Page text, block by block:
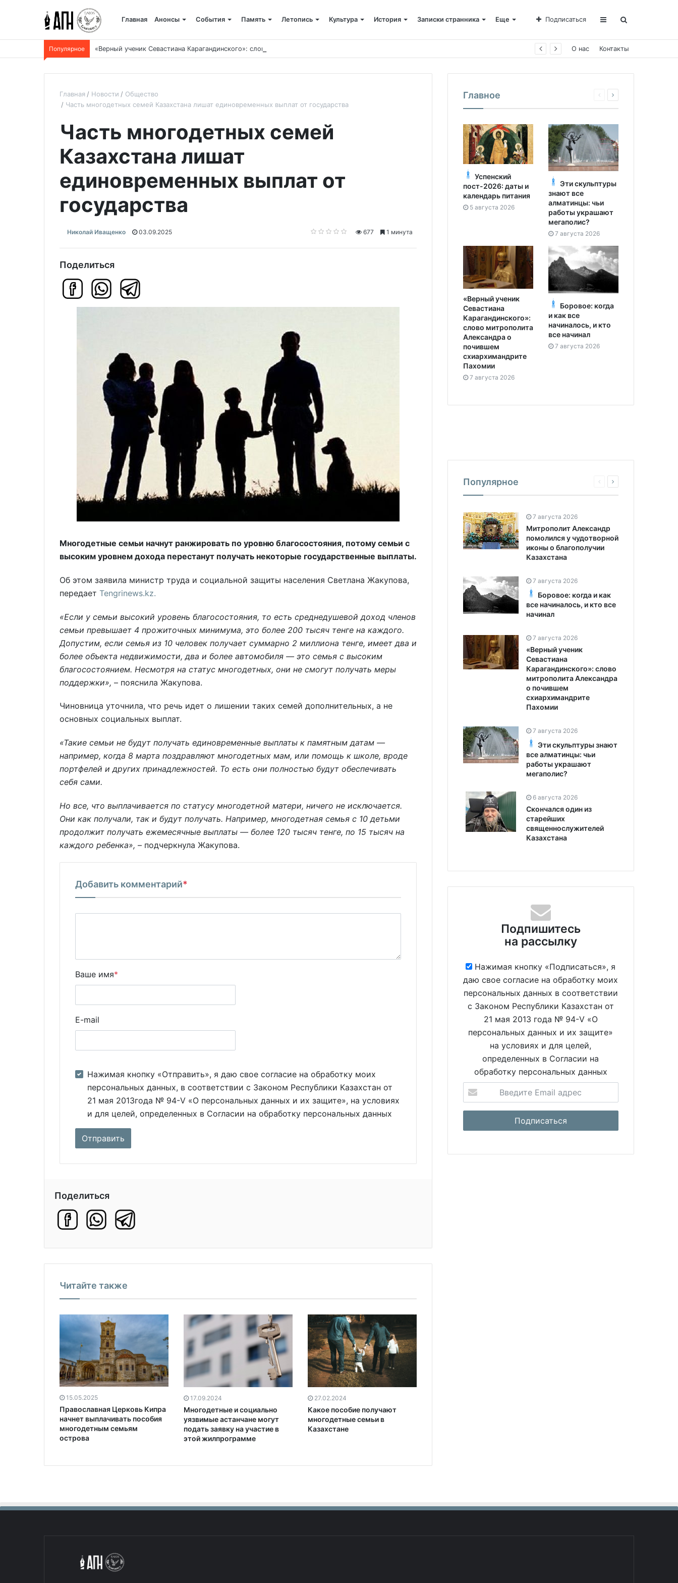
Главная Анонсы События Память Летопись Культура История Записки странника Еще Подписаться
Популярное «Верный ученик Севастиана Карагандинского»: слово митрополита Александра о почившем схиархимандрите Пахомии О нас Контакты
Главная Новости
Общество
Часть многодетных семей Казахстана лишат единовременных выплат от государства
Часть многодетных семей
Казахстана лишат
единовременных выплат от
государства
Николай Иващенко 03.09.2025 677 1 минута
Поделиться
Многодетные семьи начнут ранжировать по уровню благосостояния, потому семьи с
высоким уровнем дохода перестанут получать некоторые государственные выплаты.
Об этом заявила министр труда и социальной защиты населения Светлана Жакупова,
передает Tengrinews.kz.
«Если у семьи высокий уровень благосостояния, то есть среднедушевой доход членов
семьи превышает 4 прожиточных минимума, это более 200 тысяч тенге на каждого.
Допустим, если семья из 10 человек получает суммарно 2 миллиона тенге, имеет два и
более объекта недвижимости, два и более автомобиля — это семья с высоким
благосостоянием. Несмотря на статус многодетных, они не смогут получать меры
поддержки», – пояснила Жакупова.
Чиновница уточнила, что речь идет о лишении таких семей дополнительных, а не
основных социальных выплат.
«Такие семьи не будут получать единовременные выплаты к памятным датам —
например, когда 8 марта поздравляют многодетных мам, или помощь к школе, вроде
портфелей и других принадлежностей. То есть они полностью будут обеспечивать
себя сами.
Но все, что выплачивается по статусу многодетной матери, ничего не исключается.
Они как получали, так и будут получать. Например, многодетная семья с 10 детьми
продолжит получать ежемесячные выплаты — более 120 тысяч тенге, по 15 тысяч на
каждого ребенка», – подчеркнула Жакупова.
Добавить комментарий*
Ваше имя*
E-mail
Нажимая кнопку «Отправить», я даю свое согласие на обработку моих
персональных данных, в соответствии с Законом Республики Казахстан от
21 мая 2013года № 94-V «О персональных данных и их защите», на условиях
и для целей, определенных в Согласии на обработку персональных данных
Поделиться
Читайте также
15.05.2025
Православная Церковь Кипра
начнет выплачивать пособия
многодетным семьям
острова
17.09.2024
Многодетные и социально
уязвимые астанчане могут
подать заявку на участие в
этой жилпрограмме
27.02.2024
Какое пособие получают
многодетные семьи в
Казахстане
Главное
Успенский
пост-2026: даты и
календарь питания
5 августа 2026
Эти скульптуры
знают все
алматинцы: чьи
работы украшают
мегаполис?
7 августа 2026
«Верный ученик
Севастиана
Карагандинского»:
слово митрополита
Александра о
почившем
схиархимандрите
Пахомии
7 августа 2026
Боровое: когда
и как все
начиналось, и кто
все начинал
7 августа 2026
Популярное
7 августа 2026
Митрополит Александр
помолился у чудотворной
иконы о благополучии
Казахстана
7 августа 2026
Боровое: когда и как
все начиналось, и кто все
начинал
7 августа 2026
«Верный ученик
Севастиана
Карагандинского»: слово
митрополита Александра
о почившем
схиархимандрите
Пахомии
7 августа 2026
Эти скульптуры знают
все алматинцы: чьи
работы украшают
мегаполис?
6 августа 2026
Скончался один из
старейших
священнослужителей
Казахстана
Подпишитесь
на рассылку
Нажимая кнопку «Подписаться», я
даю свое согласие на обработку моих
персональных данных в соответствии
с Законом Республики Казахстан от
21 мая 2013 года № 94-V «О
персональных данных и их защите»
на условиях и для целей,
определенных в Согласии на
обработку персональных данных